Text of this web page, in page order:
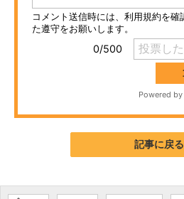
スマホと通信の最新トレンド
進化するPCとデバイスの未来
AI活用のいまが分かる
経営リーダーのコミュニティ
記事に戻る